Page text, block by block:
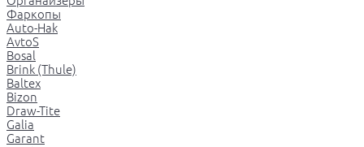
Фаркопы
Auto-Hak
AvtoS
Bosal
Brink (Thule)
Baltex
Bizon
Draw-Tite
Galia
Garant